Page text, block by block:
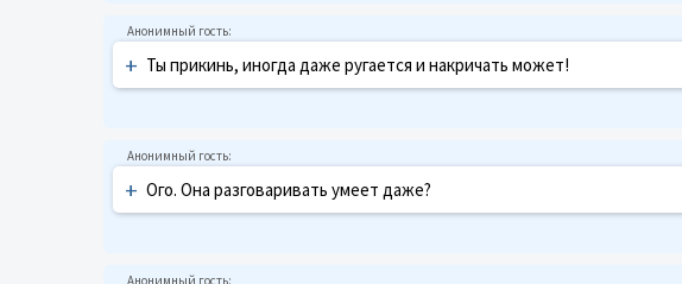
+ Ты прикинь, иногда даже ругается и накричать может!
+ Ого. Она разговаривать умеет даже?